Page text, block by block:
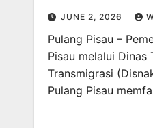
JUNE 2, 2026
Pulang Pisau –
Pisau melalui Dinas
Transmigrasi
Pulang Pisau